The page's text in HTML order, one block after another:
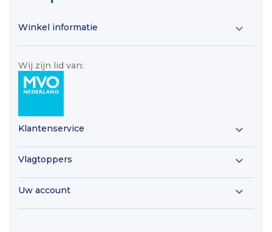
Winkel informatie 
Wij zijn lid van:
Klantenservice 
Vlagtoppers 
Uw account 